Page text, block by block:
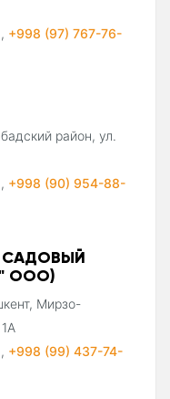
, +998 (97) 767-76-
район, ул.
, +998 (90) 954-88-
САДОВЫЙ
ООО)
Мирзо-
, +998 (99) 437-74-